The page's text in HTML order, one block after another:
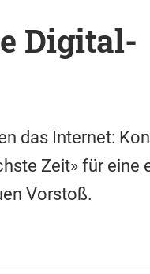
Digital-
das Internet:
Zeit» für eine
Vorstoß.